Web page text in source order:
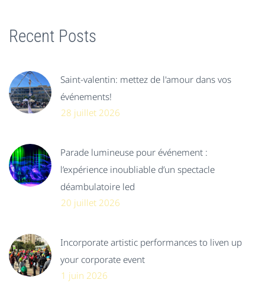
Recent Posts
Saint-valentin: mettez de l'amour dans vos
événements!
28 juillet 2026
Parade lumineuse pour événement :
l’expérience inoubliable d’un spectacle
déambulatoire led
20 juillet 2026
Incorporate artistic performances to liven up
your corporate event
1 juin 2026